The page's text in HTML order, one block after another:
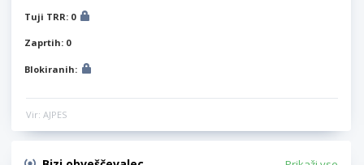
Tuji TRR: 0
Zaprtih: 0
Blokiranih:
Vir: AJPES